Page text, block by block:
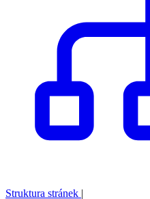
Struktura stránek |